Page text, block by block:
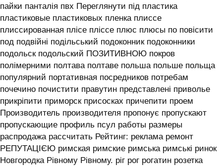
пайки панталія пвх Переглянути під пластика
пластиковые пластиковых пленка плиссе
плиссированная плісе пліссе плюс плюсы по повісити
под подвійні подільський подоконник подоконники
подольск подольский ПОЗИТИВНОЮ покров
полімерними полтава полтаве польша польше польща
популярний портативная посредников потребам
почечино почистити правутин представлені приволье
прикріпити приморск присосках причепити проем
Производитель производителя пропонує пропускают
пропускающие профиль псул работы размеры
распродажа рассчитать Рейтинг: реклама ремонт
РЕПУТАЦІЄЮ римская римские римська римські ринок
Новгородка Рівному Рівному. ріг рог рогатин розетка